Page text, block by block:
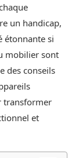
un handicap,
étonnante si
mobilier sont
des conseils
transformer
et